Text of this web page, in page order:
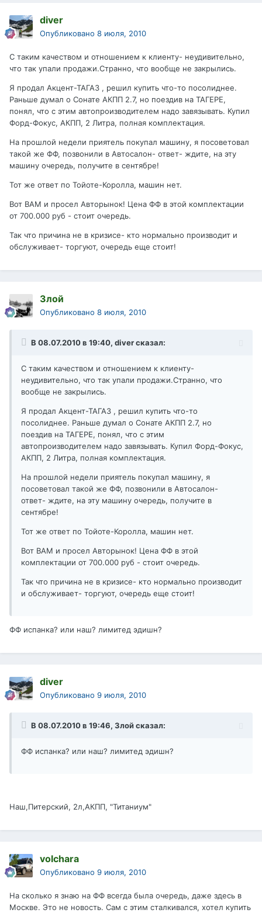
diver
Опубликовано 8 июля, 2010
С таким качеством и отношением к клиенту- неудивительно,
что так упали продажи.Странно, что вообще не закрылись.
Я продал Акцент-ТАГАЗ , решил купить что-то посолиднее.
Раньше думал о Сонате АКПП 2.7, но поездив на ТАГЕРЕ,
понял, что с этим автопроизводителем надо завязывать. Купил
Форд-Фокус, АКПП, 2 Литра, полная комплектация.
На прошлой недели приятель покупал машину, я посоветовал
такой же ФФ, позвонили в Автосалон- ответ- ждите, на эту
машину очередь, получите в сентябре!
Тот же ответ по Тойоте-Королла, машин нет.
Вот ВАМ и просел Авторынок! Цена ФФ в этой комплектации
от 700.000 руб - стоит очередь.
Так что причина не в кризисе- кто нормально производит и
обслуживает- торгуют, очередь еще стоит!
Злой
Опубликовано 8 июля, 2010
В 08.07.2010 в 19:40, diver сказал:
С таким качеством и отношением к клиенту-
неудивительно, что так упали продажи.Странно, что
вообще не закрылись.
Я продал Акцент-ТАГАЗ , решил купить что-то
посолиднее. Раньше думал о Сонате АКПП 2.7, но
поездив на ТАГЕРЕ, понял, что с этим
автопроизводителем надо завязывать. Купил Форд-Фокус,
АКПП, 2 Литра, полная комплектация.
На прошлой недели приятель покупал машину, я
посоветовал такой же ФФ, позвонили в Автосалон-
ответ- ждите, на эту машину очередь, получите в
сентябре!
Тот же ответ по Тойоте-Королла, машин нет.
Вот ВАМ и просел Авторынок! Цена ФФ в этой
комплектации от 700.000 руб - стоит очередь.
Так что причина не в кризисе- кто нормально производит
и обслуживает- торгуют, очередь еще стоит!
ФФ испанка? или наш? лимитед эдишн?
diver
Опубликовано 9 июля, 2010
В 08.07.2010 в 19:46, Злой сказал:
ФФ испанка? или наш? лимитед эдишн?
Наш,Питерский, 2л,АКПП, "Титаниум"
volchara
Опубликовано 9 июля, 2010
На сколько я знаю на ФФ всегда была очередь, даже здесь в
Москве. Это не новость. Сам с этим сталкивался, хотел купить